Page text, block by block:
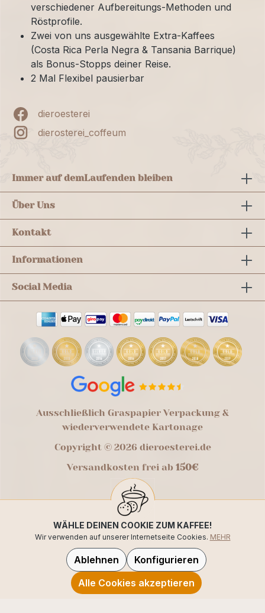
verschiedener Aufbereitungs-Methoden und
Röstprofile.
Zwei von uns ausgewählte Extra-Kaffees
(Costa Rica Perla Negra & Tansania Barrique)
als Bonus-Stopps deiner Reise.
2 Mal Flexibel pausierbar
dieroesterei
dierosterei_coffeum
Immer auf demLaufenden bleiben
Über Uns
Kontakt
Informationen
Social Media
Ausschließlich Graspapier Verpackung &
wiederverwendete Kartonage
Copyright © 2026 dieroesterei.de
Versandkosten frei ab 150€
WÄHLE DEINEN COOKIE ZUM KAFFEE!
Wir verwenden auf unserer Internetseite Cookies. MEHR
Ablehnen
Konfigurieren
Alle Cookies akzeptieren